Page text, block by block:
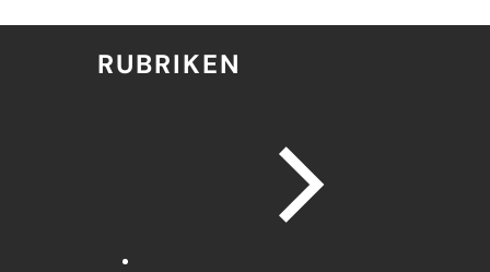
RUBRIKEN